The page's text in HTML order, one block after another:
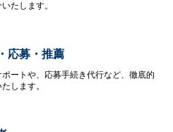
たします。
応募・推薦
ートや、応募手続き代行など、徹底的
します。